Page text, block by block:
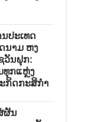
ປະເທດ
ນາມ ຫງ
ວັນຟຸກ:
ທຸກແຫຼ່ງ
ກິດກະສິກຳ
ຜັນ